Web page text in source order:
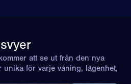
att se ut från den nya
unika för varje våning, lägenhet,